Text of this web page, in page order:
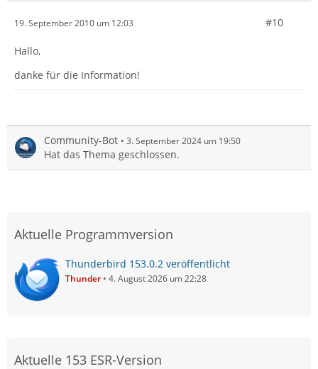
19. September 2010 um 12:03 #10
Hallo,
danke für die Information!
Community-Bot 3. September 2024 um 19:50
Hat das Thema geschlossen.
Aktuelle Programmversion
Thunderbird 153.0.2 veröffentlicht
Thunder 4. August 2026 um 22:28
Aktuelle 153 ESR-Version